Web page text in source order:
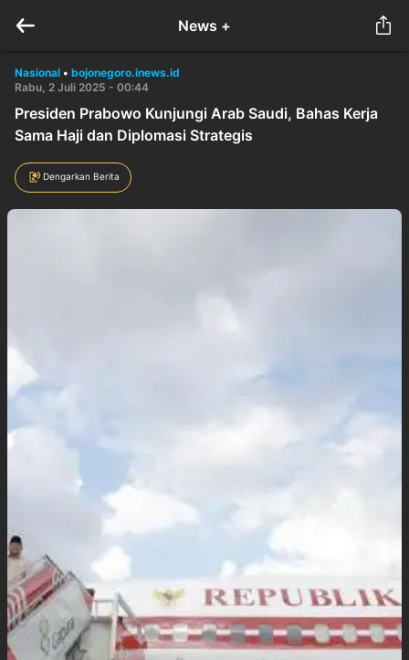
News +
Nasional • bojonegoro.inews.id
Rabu, 2 Juli 2025 - 00:44
Presiden Prabowo Kunjungi Arab Saudi, Bahas Kerja
Sama Haji dan Diplomasi Strategis
Dengarkan Berita